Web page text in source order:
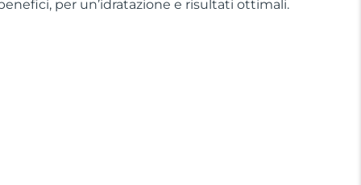
per un’idratazione e risultati ottimali.